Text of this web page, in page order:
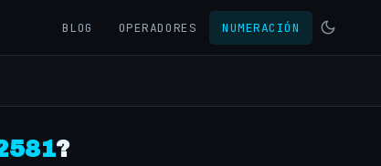
BLOG OPERADORES NUMERACIÓN
?